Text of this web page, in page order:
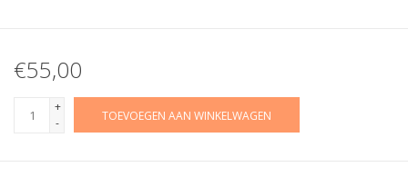
€55,00
+
-
TOEVOEGEN AAN WINKELWAGEN